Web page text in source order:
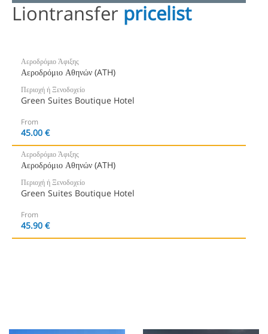
Liontransfer pricelist
Αεροδρόμιο Άφιξης
Αεροδρόμιο Αθηνών (ATH)
Περιοχή ή Ξενοδοχείο
Green Suites Boutique Hotel
From
45.00 €
Αεροδρόμιο Άφιξης
Αεροδρόμιο Αθηνών (ATH)
Περιοχή ή Ξενοδοχείο
Green Suites Boutique Hotel
From
45.90 €